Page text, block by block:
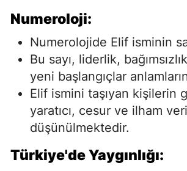
Numeroloji:
Numerolojide Elif isminin
Bu sayı, liderlik,
yeni başlangıçlar
Elif ismini taşıyan kişilerin
yaratıcı, cesur ve ilham
düşünülmektedir.
Türkiye'de Yaygınlığı: